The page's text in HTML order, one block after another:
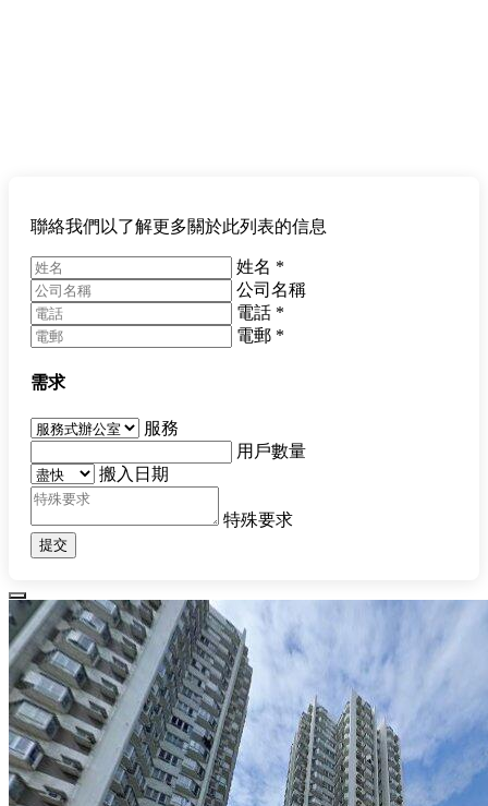
聯絡我們以了解更多關於此列表的信息
姓名 *
公司名稱
電話 *
電郵 *
需求
服務
用戶數量
搬入日期
特殊要求
提交